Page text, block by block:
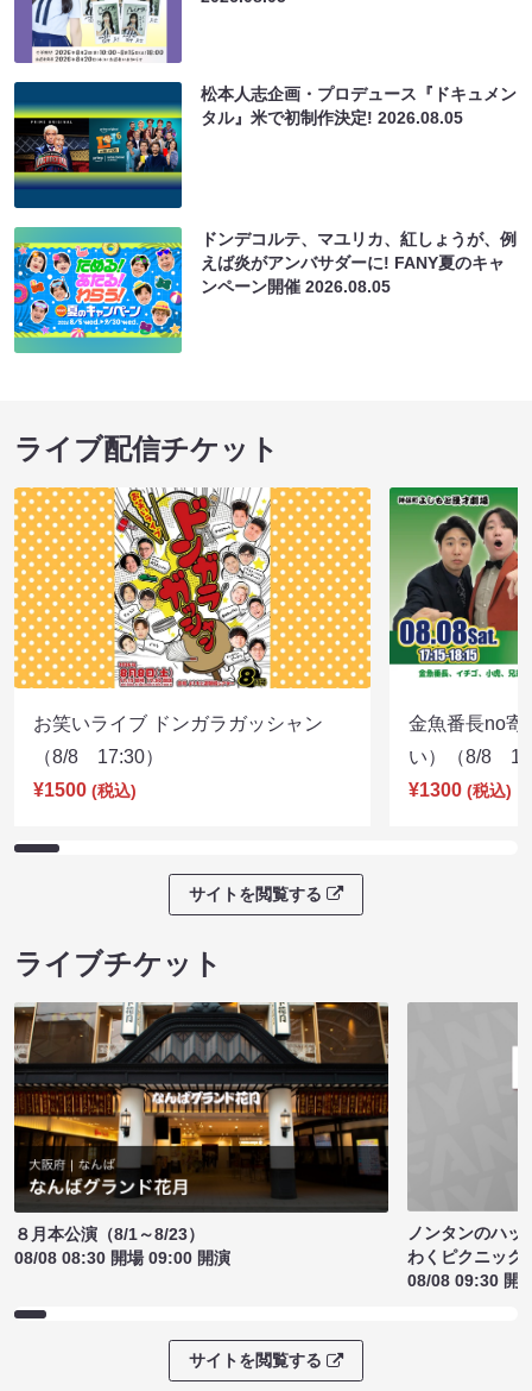
松本人志企画・プロデュース『ドキュメン
タル』米で初制作決定!2026.08.05
ドンデコルテ、マユリカ、紅しょうが、例
えば炎がアンバサダーに! FANY夏のキャ
ンペーン開催2026.08.05
ライブ配信チケット
お笑いライブ ドンガラガッシャン
（8/8 17:30）
¥1500 (税込)
金魚番長no寄
い）（8/8
¥1300 (税込)
サイトを閲覧する
ライブチケット
８月本公演（8/1～8/23）
08/08 08:30 開場 09:00 開演
ノンタンのハッ
わくピクニック
08/08 09:30 開
サイトを閲覧する